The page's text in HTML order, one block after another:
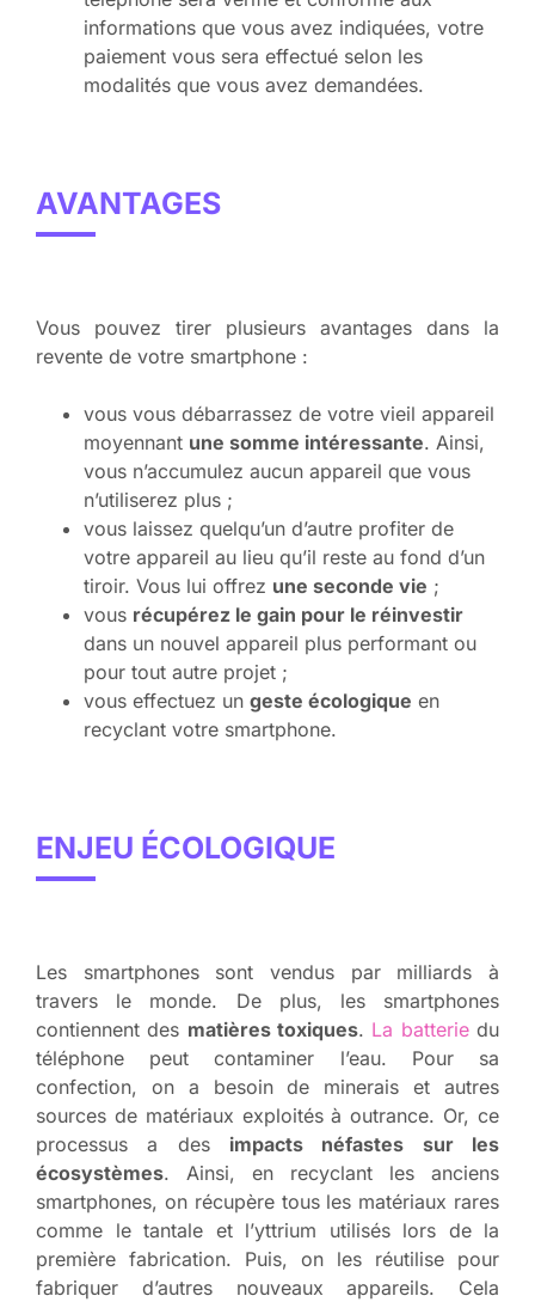
informations que vous avez indiquées, votre
paiement vous sera effectué selon les
modalités que vous avez demandées.
AVANTAGES
Vous pouvez tirer plusieurs avantages dans la
revente de votre smartphone :
vous vous débarrassez de votre vieil appareil
moyennant une somme intéressante. Ainsi,
vous n’accumulez aucun appareil que vous
n’utiliserez plus ;
vous laissez quelqu’un d’autre profiter de
votre appareil au lieu qu’il reste au fond d’un
tiroir. Vous lui offrez une seconde vie ;
vous récupérez le gain pour le réinvestir
dans un nouvel appareil plus performant ou
pour tout autre projet ;
vous effectuez un geste écologique en
recyclant votre smartphone.
ENJEU ÉCOLOGIQUE
Les smartphones sont vendus par milliards à
travers le monde. De plus, les smartphones
contiennent des matières toxiques. La batteriedu
téléphone peut contaminer l’eau. Pour sa
confection, on a besoin de minerais et autres
sources de matériaux exploités à outrance. Or, ce
processus a des impacts néfastes sur les
écosystèmes. Ainsi, en recyclant les anciens
smartphones, on récupère tous les matériaux rares
comme le tantale et l’yttrium utilisés lors de la
première fabrication. Puis, on les réutilise pour
fabriquer d’autres nouveaux appareils. Cela